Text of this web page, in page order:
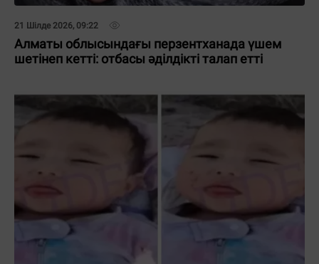
21 Шілде 2026, 09:22
Алматы облысындағы перзентханада үшем
шетінеп кетті: отбасы әділдікті талап етті